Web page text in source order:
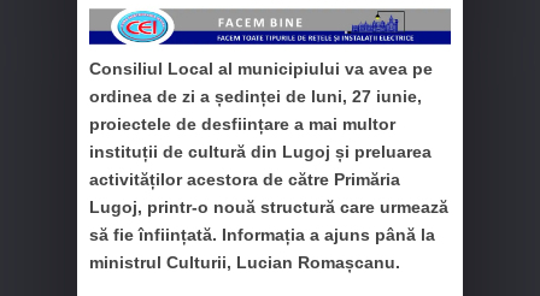
Consiliul Local al municipiului va avea pe
ordinea de zi a ședinței de luni, 27 iunie,
proiectele de desființare a mai multor
instituții de cultură din Lugoj și preluarea
activităților acestora de către Primăria
Lugoj, printr-o nouă structură care urmează
să fie înființată. Informația a ajuns până la
ministrul Culturii, Lucian Romașcanu.